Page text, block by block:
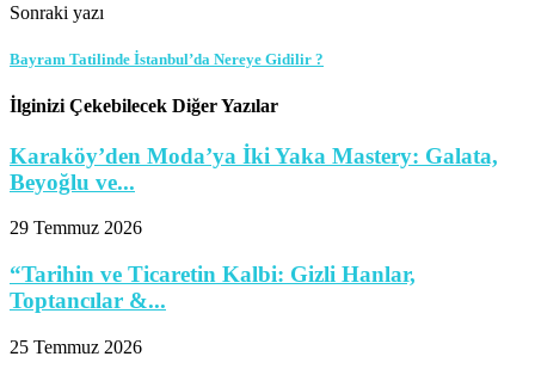
Sonraki yazı
Bayram Tatilinde İstanbul’da Nereye Gidilir ?
İlginizi Çekebilecek Diğer Yazılar
Karaköy’den Moda’ya İki Yaka Mastery: Galata,
Beyoğlu ve...
29 Temmuz 2026
“Tarihin ve Ticaretin Kalbi: Gizli Hanlar,
Toptancılar &...
25 Temmuz 2026